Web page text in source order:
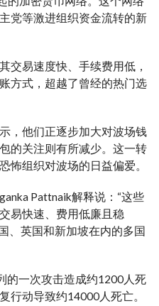
党等激进组织资金流转的新
交易速度快、手续费用低，
方式，超越了曾经的热门选
，他们正逐步加大对波场钱
的关注则有所减少。这一转
怖组织对波场的日益偏爱。
Pattnaik解释说：“这些
易快速、费用低廉且稳
、英国和新加坡在内的多国
的一次攻击造成约1200人死
行动导致约14000人死亡。